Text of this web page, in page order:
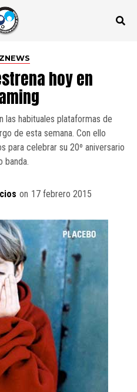
hoy en
las habituales plataformas de
de esta semana. Con ello
para celebrar su 20º aniversario
banda.
on 17 febrero 2015